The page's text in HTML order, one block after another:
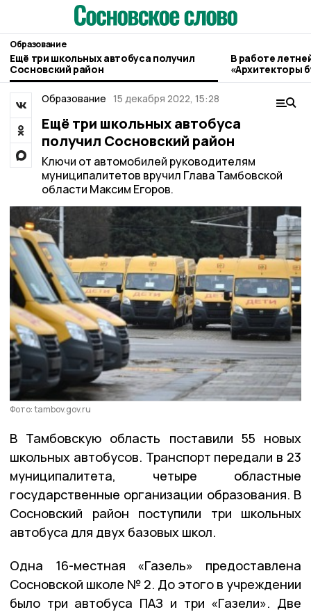
Образование
Ещё три школьных автобуса получил
Сосновский район
В работе
«Архитекторы
педагог из
Образование 15 декабря 2022, 15:28
Ещё три школьных автобуса
получил Сосновский район
Ключи от автомобилей руководителям
муниципалитетов вручил Глава Тамбовской
области Максим Егоров.
Фото: tambov.gov.ru
В Тамбовскую область поставили 55 новых
школьных автобусов. Транспорт передали в 23
муниципалитета, четыре областные
государственные организации образования. В
Сосновский район поступили три школьных
автобуса для двух базовых школ.
Одна 16-местная «Газель» предоставлена
Сосновской школе № 2. До этого в учреждении
было три автобуса ПАЗ и три «Газели». Две